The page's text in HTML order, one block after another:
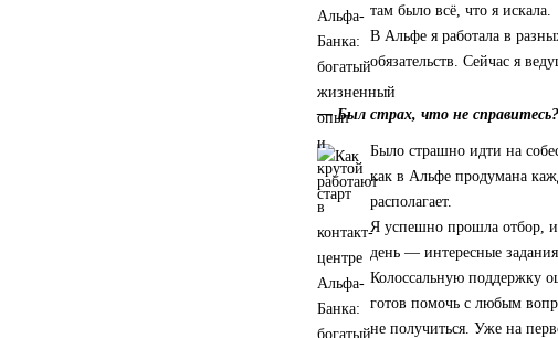
там было всё, что я искала.
В Альфе я работала в
обязательств. Сейчас я
— Был страх, что не справитесь?
Было страшно идти на
как в Альфе продумана
располагает.
Я успешно прошла отбор,
день — интересные
Колоссальную поддержку
готов помочь с любым
не получиться. Уже на